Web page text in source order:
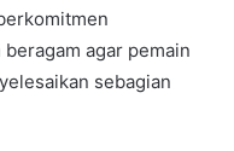
agar pemain
sebagian